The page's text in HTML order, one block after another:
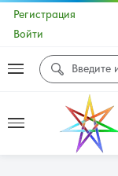
Регистрация
Войти